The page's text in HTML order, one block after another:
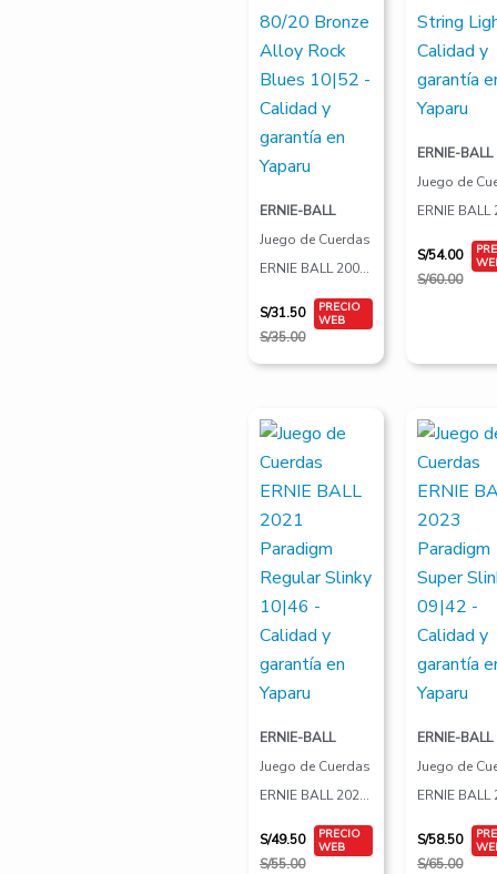
ERNIE-BALL
Juego de Cuerdas
ERNIE BALL 2008
Earthwood 80/20
Bronze Alloy
S/35.00
S/31.50
ERNIE-BALL
Juego de
ERNIE BALL
Eartwood
String Light
S/60.00
S/54.00
ERNIE-BALL
Juego de Cuerdas
ERNIE BALL 2021
Paradigm Regular
Slinky 10|46
S/55.00
precio
original
era:
S/55.00.
S/49.50
precio
es:
S/49.50.
ERNIE-BALL
Juego de
ERNIE BALL
Paradigm
Slinky 09|42
S/65.00
precio
original
era:
S/65.00.
S/58.50
precio
es:
S/58.50.